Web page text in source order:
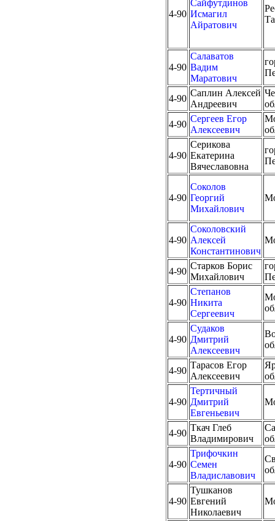
4-90
Сайфутдинов
Исмагил
Айратович
4-90
Салаватов
Вадим
Маратович
4-90
Саплин Алексей
Андреевич
4-90
Сергеев Егор
Алексеевич
4-90
Серикова
Екатерина
Вячеславовна
4-90
Соколов
Георгий
Михайлович
4-90
Соколовский
Алексей
Константинович
4-90
Старков Борис
Михайлович
4-90
Степанов
Никита
Сергеевич
4-90
Судаков
Дмитрий
Алексеевич
4-90
Тарасов Егор
Алексеевич
4-90
Тертичный
Дмитрий
Евгеньевич
4-90
Ткач Глеб
Владимирович
4-90
Трифочкин
Семен
Владиславович
4-90
Тушканов
Евгений
Николаевич